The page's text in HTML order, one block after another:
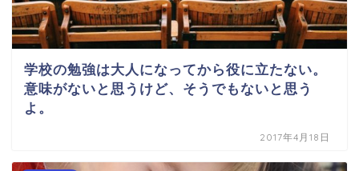
学校の勉強は大人になってから役に立たない。
意味がないと思うけど、そうでもないと思う
よ。
2017年4月18日